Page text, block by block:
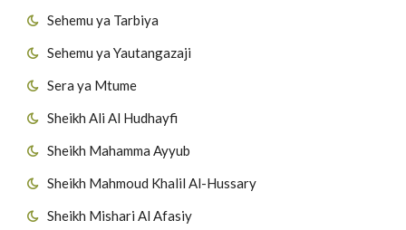
Sehemu ya Tarbiya
Sehemu ya Yautangazaji
Sera ya Mtume
Sheikh Ali Al Hudhayfi
Sheikh Mahamma Ayyub
Sheikh Mahmoud Khalil Al-Hussary
Sheikh Mishari Al Afasiy